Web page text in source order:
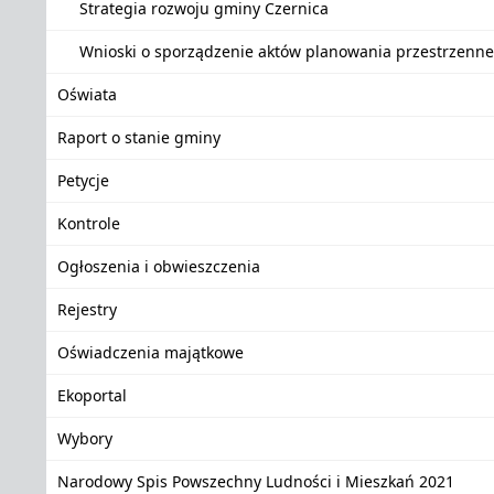
Strategia rozwoju gminy Czernica
Wnioski o sporządzenie aktów planowania
Oświata
Raport o stanie gminy
Petycje
Kontrole
Ogłoszenia i obwieszczenia
Rejestry
Oświadczenia majątkowe
Ekoportal
Wybory
Narodowy Spis Powszechny Ludności i Mieszkań 2021